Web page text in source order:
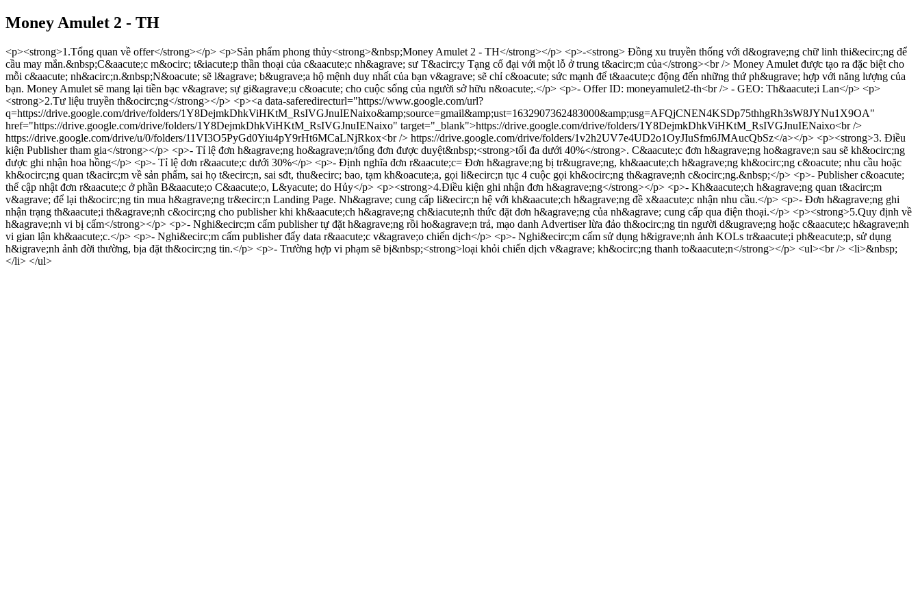
Money Amulet 2 - TH
<p><strong>1.Tổng quan về offer</strong></p> <p>Sản phẩm phong thủy<strong>&nbsp;Money Amulet 2 - TH</strong></p> <p>-<strong> Đồng xu truyền thống với d&ograve;ng chữ linh thi&ecirc;ng để
cầu may mắn.&nbsp;C&aacute;c m&ocirc; t&iacute;p thần thoại của c&aacute;c nh&agrave; sư T&acirc;y Tạng cổ đại với một lỗ ở trung t&acirc;m của</strong><br /> Money Amulet được tạo ra đặc biệt cho
mỗi c&aacute; nh&acirc;n.&nbsp;N&oacute; sẽ l&agrave; b&ugrave;a hộ mệnh duy nhất của bạn v&agrave; sẽ chỉ c&oacute; sức mạnh để t&aacute;c động đến những thứ ph&ugrave; hợp với năng lượng của
bạn. Money Amulet sẽ mang lại tiền bạc v&agrave; sự gi&agrave;u c&oacute; cho cuộc sống của người sở hữu n&oacute;.</p> <p>- Offer ID: moneyamulet2-th<br /> - GEO: Th&aacute;i Lan</p> <p>
<strong>2.Tư liệu truyền th&ocirc;ng</strong></p> <p><a data-saferedirecturl="https://www.google.com/url?
q=https://drive.google.com/drive/folders/1Y8DejmkDhkViHKtM_RsIVGJnuIENaixo&amp;source=gmail&amp;ust=1632907362483000&amp;usg=AFQjCNEN4KSDp75thhgRh3sW8JYNu1X9OA"
href="https://drive.google.com/drive/folders/1Y8DejmkDhkViHKtM_RsIVGJnuIENaixo" target="_blank">https://drive.google.com/drive/folders/1Y8DejmkDhkViHKtM_RsIVGJnuIENaixo<br />
https://drive.google.com/drive/u/0/folders/11VI3O5PyGd0Yiu4pY9rHt6MCaLNjRkox<br /> https://drive.google.com/drive/folders/1v2h2UV7e4UD2o1OyJIuSfm6JMAucQbSz</a></p> <p><strong>3. Điều
kiện Publisher tham gia</strong></p> <p>- Tỉ lệ đơn h&agrave;ng ho&agrave;n/tổng đơn được duyệt&nbsp;<strong>tối đa dưới 40%</strong>. C&aacute;c đơn h&agrave;ng ho&agrave;n sau sẽ kh&ocirc;ng
được ghi nhận hoa hồng</p> <p>- Tỉ lệ đơn r&aacute;c dưới 30%</p> <p>- Định nghĩa đơn r&aacute;c= Đơn h&agrave;ng bị tr&ugrave;ng, kh&aacute;ch h&agrave;ng kh&ocirc;ng c&oacute; nhu cầu hoặc
kh&ocirc;ng quan t&acirc;m về sản phẩm, sai họ t&ecirc;n, sai sđt, thu&ecirc; bao, tạm kh&oacute;a, gọi li&ecirc;n tục 4 cuộc gọi kh&ocirc;ng th&agrave;nh c&ocirc;ng.&nbsp;</p> <p>- Publisher c&oacute;
thể cập nhật đơn r&aacute;c ở phần B&aacute;o C&aacute;o, L&yacute; do Hủy</p> <p><strong>4.Điều kiện ghi nhận đơn h&agrave;ng</strong></p> <p>- Kh&aacute;ch h&agrave;ng quan t&acirc;m
v&agrave; để lại th&ocirc;ng tin mua h&agrave;ng tr&ecirc;n Landing Page. Nh&agrave; cung cấp li&ecirc;n hệ với kh&aacute;ch h&agrave;ng đề x&aacute;c nhận nhu cầu.</p> <p>- Đơn h&agrave;ng ghi
nhận trạng th&aacute;i th&agrave;nh c&ocirc;ng cho publisher khi kh&aacute;ch h&agrave;ng ch&iacute;nh thức đặt đơn h&agrave;ng của nh&agrave; cung cấp qua điện thoại.</p> <p><strong>5.Quy định về
h&agrave;nh vi bị cấm</strong></p> <p>- Nghi&ecirc;m cấm publisher tự đặt h&agrave;ng rồi ho&agrave;n trả, mạo danh Advertiser lừa đảo th&ocirc;ng tin người d&ugrave;ng hoặc c&aacute;c h&agrave;nh
vi gian lận kh&aacute;c.</p> <p>- Nghi&ecirc;m cấm publisher đẩy data r&aacute;c v&agrave;o chiến dịch</p> <p>- Nghi&ecirc;m cấm sử dụng h&igrave;nh ảnh KOLs tr&aacute;i ph&eacute;p, sử dụng
h&igrave;nh ảnh đời thường, bịa đặt th&ocirc;ng tin.</p> <p>- Trường hợp vi phạm sẽ bị&nbsp;<strong>loại khỏi chiến dịch v&agrave; kh&ocirc;ng thanh to&aacute;n</strong></p> <ul><br /> <li>&nbsp;
</li> </ul>